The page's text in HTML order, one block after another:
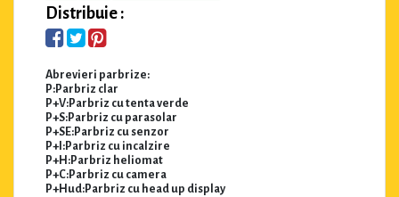
Distribuie :
Abrevieri parbrize:
P:Parbriz clar
P+V:Parbriz cu tenta verde
P+S:Parbriz cu parasolar
P+SE:Parbriz cu senzor
P+I:Parbriz cu incalzire
P+H:Parbriz heliomat
P+C:Parbriz cu camera
P+Hud:Parbriz cu head up display